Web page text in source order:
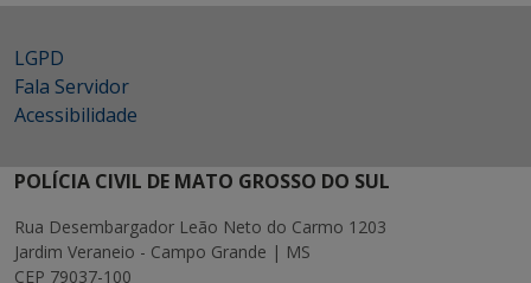
LGPD
Fala Servidor
Acessibilidade
POLÍCIA CIVIL DE MATO GROSSO DO SUL
Rua Desembargador Leão Neto do Carmo 1203
Jardim Veraneio - Campo Grande | MS
CEP 79037-100